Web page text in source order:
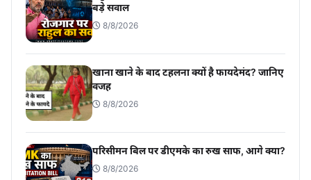
बड़े सवाल
8/8/2026
खाना खाने के बाद टहलना क्यों है फायदेमंद? जानिए
वजह
8/8/2026
परिसीमन बिल पर डीएमके का रुख साफ, आगे क्या?
8/8/2026